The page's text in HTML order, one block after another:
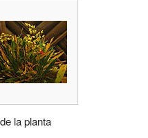
la planta